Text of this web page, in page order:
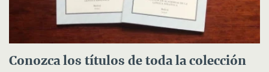
Conozca los títulos de toda la colección